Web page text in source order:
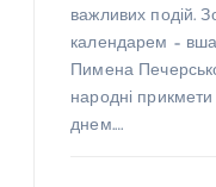
важливих подій.
календарем –
Пимена
народні
днем.…